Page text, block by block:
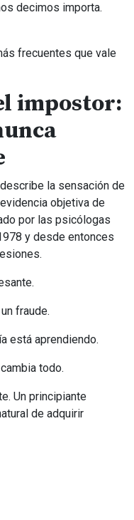
decimos importa.
frecuentes que vale
impostor:
la sensación de
objetiva de
por las psicólogas
y desde entonces
fraude.
está aprendiendo.
todo.
Un principiante
de adquirir